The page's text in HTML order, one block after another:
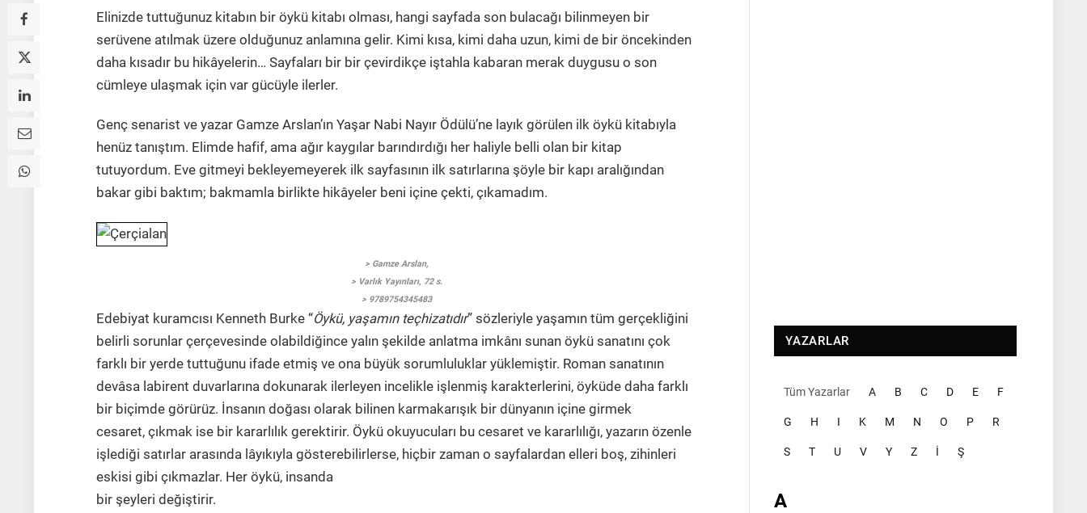
Elinizde tuttuğunuz kitabın bir öykü kitabı olması, hangi sayfada son bulacağı bilinmeyen bir
serüvene atılmak üzere olduğunuz anlamına gelir. Kimi kısa, kimi daha uzun, kimi de bir öncekinden
daha kısadır bu hikâyelerin… Sayfaları bir bir çevirdikçe iştahla kabaran merak duygusu o son
cümleye ulaşmak için var gücüyle ilerler.
Genç senarist ve yazar Gamze Arslan’ın Yaşar Nabi Nayır Ödülü’ne layık görülen ilk öykü kitabıyla
henüz tanıştım. Elimde hafif, ama ağır kaygılar barındırdığı her haliyle belli olan bir kitap
tutuyordum. Eve gitmeyi bekleyemeyerek ilk sayfasının ilk satırlarına şöyle bir kapı aralığından
bakar gibi baktım; bakmamla birlikte hikâyeler beni içine çekti, çıkamadım.
> Gamze Arslan,
> Varlık Yayınları, 72 s.
> 9789754345483
Edebiyat kuramcısı Kenneth Burke “Öykü, yaşamın teçhizatıdır” sözleriyle yaşamın tüm gerçekliğini
belirli sorunlar çerçevesinde olabildiğince yalın şekilde anlatma imkânı sunan öykü sanatını çok
farklı bir yerde tuttuğunu ifade etmiş ve ona büyük sorumluluklar yüklemiştir. Roman sanatının
devâsa labirent duvarlarına dokunarak ilerleyen incelikle işlenmiş karakterlerini, öyküde daha farklı
bir biçimde görürüz. İnsanın doğası olarak bilinen karmakarışık bir dünyanın içine girmek
cesaret, çıkmak ise bir kararlılık gerektirir. Öykü okuyucuları bu cesaret ve kararlılığı, yazarın özenle
işlediği satırlar arasında lâyıkıyla gösterebilirlerse, hiçbir zaman o sayfalardan elleri boş, zihinleri
eskisi gibi çıkmazlar. Her öykü, insanda
bir şeyleri değiştirir.
YAZARLAR
Tüm Yazarlar A B C D E F
G H I K M N O P R
S T U V Y Z İ Ş
A